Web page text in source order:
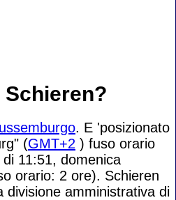
. E 'posizionato
(GMT+2 ) fuso orario
11:51, domenica
orario: 2 ore). Schieren
divisione amministrativa di